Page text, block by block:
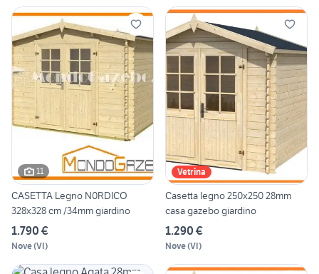
11
CASETTA Legno N0RDICO
328x328 cm /34mm giardino
1.790 €
Nove(VI)
Vetrina
Casetta legno 250x250 28mm
casa gazebo giardino
1.290 €
Nove(VI)